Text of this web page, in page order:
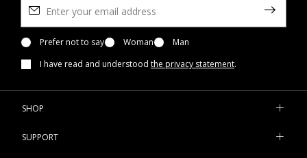
Prefer not to say Woman
Man
I have read and understood the privacy statement.
SHOP
SUPPORT